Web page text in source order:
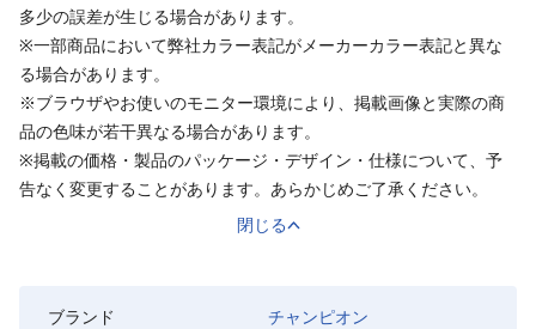
多少の誤差が生じる場合があります。
※一部商品において弊社カラー表記がメーカーカラー表記と異な
る場合があります。
※ブラウザやお使いのモニター環境により、掲載画像と実際の商
品の色味が若干異なる場合があります。
※掲載の価格・製品のパッケージ・デザイン・仕様について、予
告なく変更することがあります。あらかじめご了承ください。
閉じる
ブランド
チャンピオン